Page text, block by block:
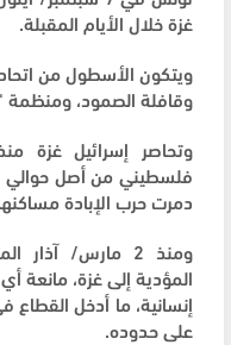
غزة خلال الأيام المقبلة.
ويتكون الأسطول من
وقافلة الصمود، ومنظمة
دمرت حرب الإبادة
ومنذ 2 مارس/
المؤدية إلى غزة، مانعة
إنسانية، ما أدخل
على حدوده.